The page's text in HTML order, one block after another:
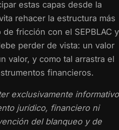
estas capas desde la
rehacer la estructura más
fricción con el SEPBLAC y
perder de vista: un valor
valor, y como tal arrastra el
financieros.
exclusivamente informativo
jurídico, financiero ni
del blanqueo y de